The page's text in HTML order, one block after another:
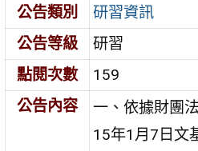
公告類別
研習資訊
公告等級
研習
點閱次數
159
公告內容
一、依據財團
15年1月7日文